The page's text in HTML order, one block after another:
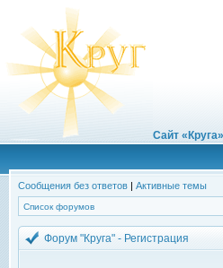
Сайт «Круга»
Сообщения без ответов | Активные темы
Список форумов
Форум "Круга" - Регистрация